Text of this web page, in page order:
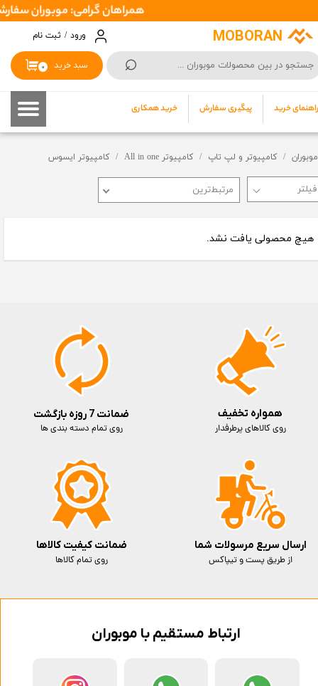
MOBORAN
⌕ ۰ سبد خرید
راهنمای خرید پیگیری سفارش خرید همکاری
ورود / ثبت نام
حساب کاربری من
تغییر گذر واژه
خروج از حساب کاربری
همراهان گرامی: موبوران سفارشات شما را در اسرع وقت ( 1 تا 2 روز کاری )
موبوران کامپیوتر و لپ تاپ کامپیوتر All in one کامپیوتر ایسوس
مرتبط‌ترین
هیچ محصولی یافت نشد.
ارتباط مستقیم با موبوران
ضمانت 7 روزه بازگشت
روی تمام دسته بندی ها
ارسال سریع مرسولات شما
از طریق پست و تیپاکس
ضمانت کیفیت کالاها
روی تمام کالاها
همواره تخفیف
روی کالاهای پرطرفدار